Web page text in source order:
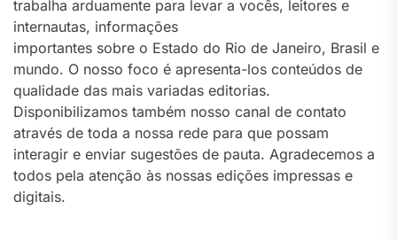
trabalha arduamente para levar a vocês, leitores e
internautas, informações
importantes sobre o Estado do Rio de Janeiro, Brasil e
mundo. O nosso foco é apresenta-los conteúdos de
qualidade das mais variadas editorias.
Disponibilizamos também nosso canal de contato
através de toda a nossa rede para que possam
interagir e enviar sugestões de pauta. Agradecemos a
todos pela atenção às nossas edições impressas e
digitais.